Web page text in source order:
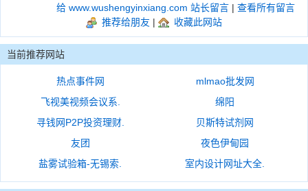
给 www.wushengyinxiang.com 站长留言 | 查看所有留言
推荐给朋友 | 收藏此网站
当前推荐网站
热点事件网
mlmao批发网
飞视美视频会议系.
绵阳
寻钱网P2P投资理财.
贝斯特试剂网
友团
夜色伊甸园
盐雾试验箱-无锡索.
室内设计网址大全.